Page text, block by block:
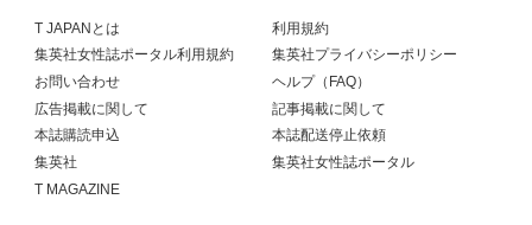
T JAPANとは
利用規約
集英社女性誌ポータル利用規約
集英社プライバシーポリシー
お問い合わせ
ヘルプ（FAQ）
広告掲載に関して
記事掲載に関して
本誌購読申込
本誌配送停止依頼
集英社
集英社女性誌ポータル
T MAGAZINE